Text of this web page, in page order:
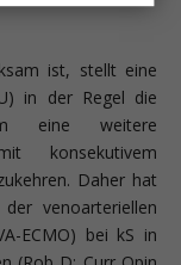
ist, stellt eine
in der Regel die
eine weitere
konsekutivem
Daher hat
venoarteriellen
ECMO) bei kS in